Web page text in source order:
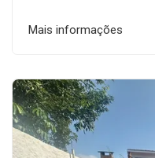
Mais informações